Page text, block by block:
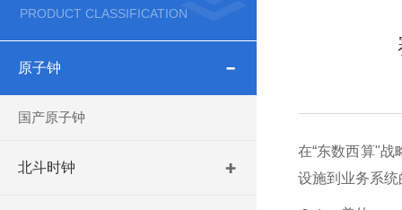
PRODUCT CLASSIFICATION
原子钟
国产原子钟
北斗时钟
在“东数西算"
设施到业务系